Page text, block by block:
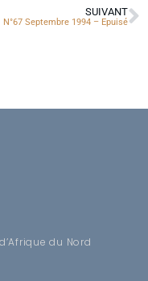
SUIVANT
N°67 Septembre 1994 – Epuisé
du Nord